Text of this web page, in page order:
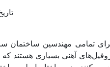
تاریخ
تمامی مهندسین ساختمان
آهنی بسیاری هستند